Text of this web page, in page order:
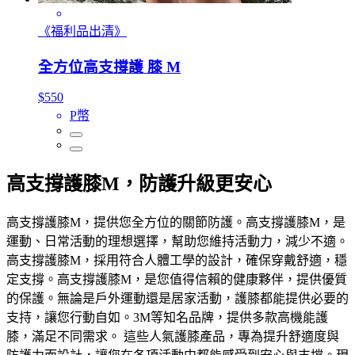
《福利品出清》
全方位高支撐護 膝 M
$550
P幣
高支撐護膝M，防護升級更安心
高支撐護膝M，提供您全方位的關節防護。高支撐護膝M，是
運動、日常活動的理想選擇，幫助您維持活動力，減少不適。
高支撐護膝M，採用符合人體工學的設計，確保穿戴舒適，穩
定支撐。高支撐護膝M，是您值得信賴的健康夥伴，提供優質
的保護。無論是戶外運動還是居家活動，護膝都能提供必要的
支持，讓您行動自如。3M等知名品牌，提供多款高機能護
膝，滿足不同需求。 這些人氣護膝產品，專為提升舒適度與